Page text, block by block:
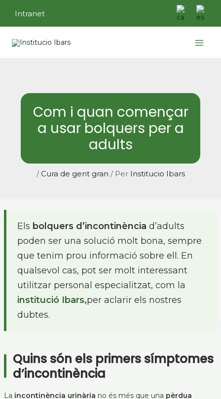
contingut
Intranet
Com i quan començar
a usar bolquers per a
adults
/ Cura de gent gran / Per Institucio Ibars
Els bolquers d’incontinència d’adults
poden ser una solució molt bona, sempre
que tenim prou informació sobre ell. En
qualsevol cas, pot ser molt interessant
utilitzar personal especialitzat, com la
institució Ibars,per aclarir els nostres
dubtes.
Quins són els primers símptomes
d’incontinència
La incontinència urinària no és més que una pèrdua